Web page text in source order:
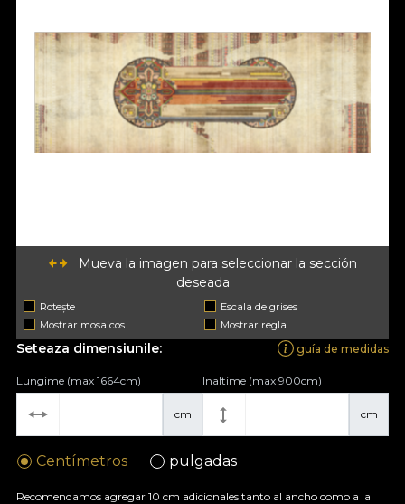
Mueva la imagen para seleccionar la sección
deseada
Rotește
Escala de grises
Mostrar mosaicos
Mostrar regla
Seteaza dimensiunile: guía de medidas
cm
Lungime (max 1664cm)
cm
Inaltime (max 900cm)
Centímetros pulgadas
Recomendamos agregar 10 cm adicionales tanto al ancho como a la